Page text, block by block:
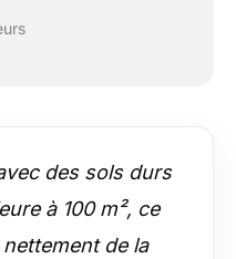
des sols durs
à 100 m², ce
de la